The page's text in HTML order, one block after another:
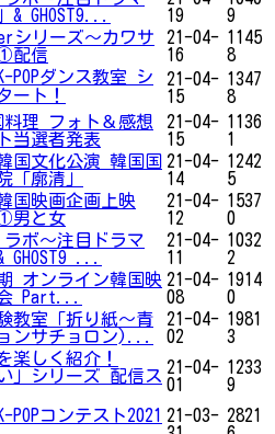
& GHOST9...
19
9
シリーズ〜カワサ
配信
21-04-
16
1145
8
POPダンス教室 シ
ート！
21-04-
15
1347
8
料理 フォト＆感想
当選者発表
21-04-
15
1136
1
国文化公演 韓国国
「廓清」
21-04-
14
1242
5
国映画企画上映
男と女
21-04-
12
1537
0
ラボ～注目ドラマ
GHOST9 ...
21-04-
11
1032
2
オンライン韓国映
Part...
21-04-
08
1914
0
教室「折り紙〜青
ンサチョロン)...
21-04-
02
1981
3
楽しく紹介！
」シリーズ 配信ス 21-04-
01
1233
9
POPコンテスト2021 21-03- 2821